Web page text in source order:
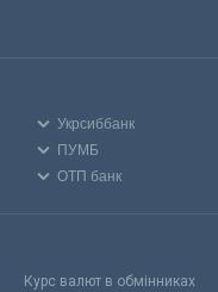
Укрсиббанк
ПУМБ
ОТП банк
Курс валют в обмінниках